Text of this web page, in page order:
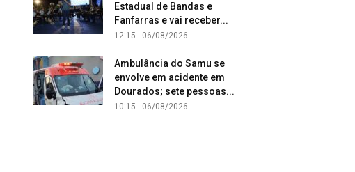
Estadual de Bandas e
Fanfarras e vai receber...
12:15 - 06/08/2026
Ambulância do Samu se
envolve em acidente em
Dourados; sete pessoas...
10:15 - 06/08/2026